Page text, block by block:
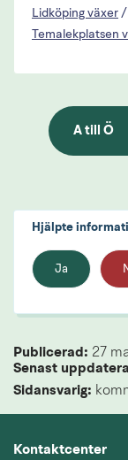
Lidköping växer /
Temalekplatsen
A till Ö
Hjälpte
Ja
Publicerad: 27
Senast
Sidansvarig:
Kontaktcenter